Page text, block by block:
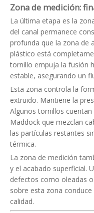
Zona de medición:
La última etapa es la
del canal permanece
profunda que la zona de
plástico está
tornillo empuja la fusión
estable, asegurando un
Esta zona controla la
extruido. Mantiene la
Algunos tornillos
Maddock que mezclan
las partículas restantes
térmica.
La zona de medición
y el acabado superficial.
defectos como oleadas
sobre esta zona
calidad.